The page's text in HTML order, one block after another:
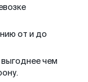
от и до
чем